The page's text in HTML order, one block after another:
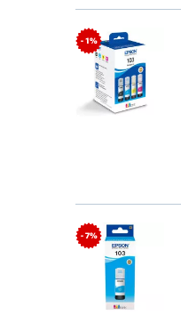
- 1%
- 7%